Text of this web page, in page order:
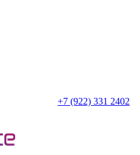
+7 (922) 331 2402